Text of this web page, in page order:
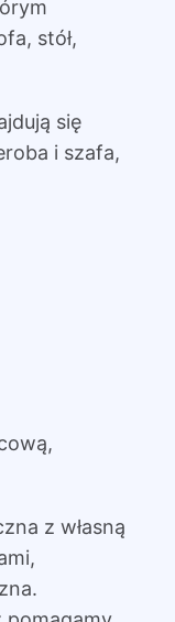
stół,
się
i szafa,
z własną